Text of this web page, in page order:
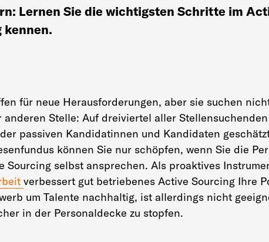
Lernen Sie die wichtigsten Schritte im
kennen.
für neue Herausforderungen, aber sie suchen
anderen Stelle: Auf dreiviertel aller
passiven Kandidatinnen und Kandidaten
können Sie nur schöpfen, wenn Sie die
Sourcing selbst ansprechen. Als proaktives
verbessert gut betriebenes Active Sourcing Ihre
um Talente nachhaltig, ist allerdings nicht
in der Personaldecke zu stopfen.